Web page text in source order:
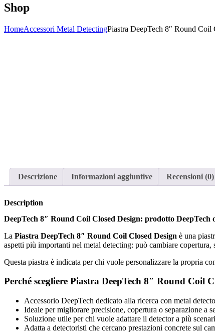
Shop
HomeAccessori Metal DetectingPiastra DeepTech 8″ Round Coil
Descrizione Informazioni aggiuntive Recensioni (0)
Description
DeepTech 8″ Round Coil Closed Design: prodotto
La Piastra DeepTech 8″ Round Coil Closed Design è una
aspetti più importanti nel metal detecting: può cambiare
Questa piastra è indicata per chi vuole personalizzare la propria
Perché scegliere Piastra DeepTech 8″ Round Coil
Accessorio DeepTech dedicato alla ricerca con metal
Ideale per migliorare precisione, copertura o separazione a
Soluzione utile per chi vuole adattare il detector a più
Adatta a detectoristi che cercano prestazioni concrete sul